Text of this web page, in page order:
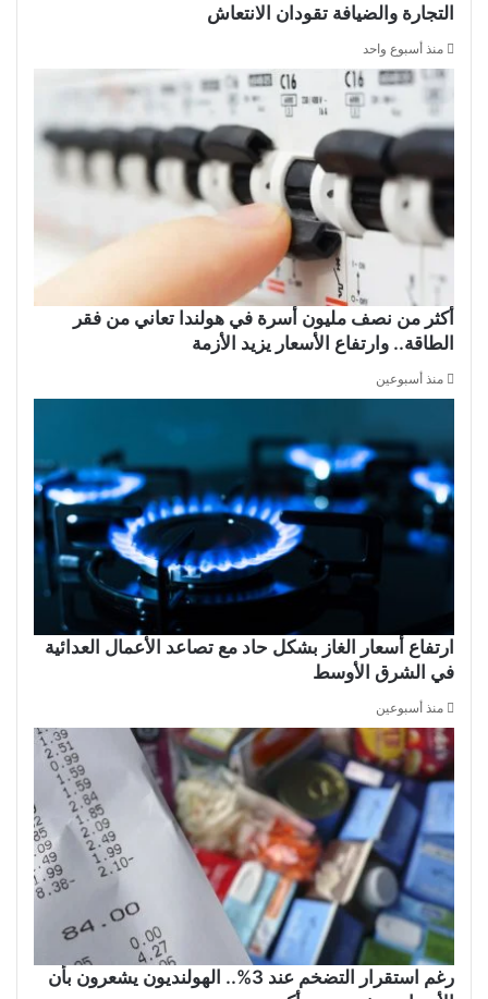
التجارة والضيافة تقودان الانتعاش
منذ أسبوع واحد
أكثر من نصف مليون أسرة في هولندا تعاني من فقر
الطاقة.. وارتفاع الأسعار يزيد الأزمة
منذ أسبوعين
ارتفاع أسعار الغاز بشكل حاد مع تصاعد الأعمال العدائية
في الشرق الأوسط
منذ أسبوعين
رغم استقرار التضخم عند 3%.. الهولنديون يشعرون بأن